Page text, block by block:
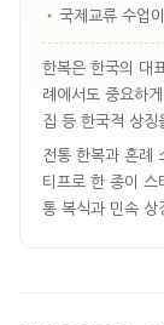
• 국제교류 수업
한복은 한국의 대
례에서도 중요하
집 등 한국적 상징
전통 한복과 혼례
티프로 한 종이 스
통 복식과 민속 상